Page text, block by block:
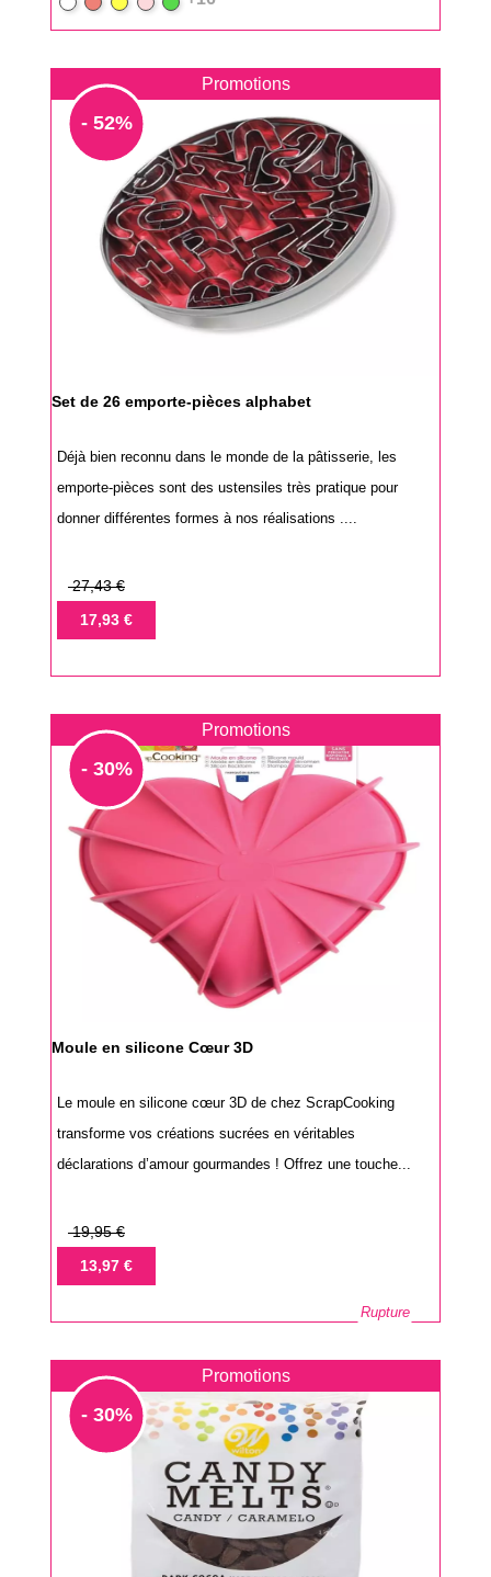
BlancRouge
JauneRosevert-
Promotions
- 52%
Set de 26 emporte-pièces alphabet
Déjà bien reconnu dans le monde de la pâtisserie, les
emporte-pièces sont des ustensiles très pratique pour
donner différentes formes à nos réalisations ....
Prix
base
27,43 €
Prix17,93 €
Promotions
- 30%
Moule en silicone Cœur 3D
Le moule en silicone cœur 3D de chez ScrapCooking
transforme vos créations sucrées en véritables
déclarations d’amour gourmandes ! Offrez une touche...
Prix
base
19,95 €
Prix13,97 €
Rupture
Promotions
- 30%